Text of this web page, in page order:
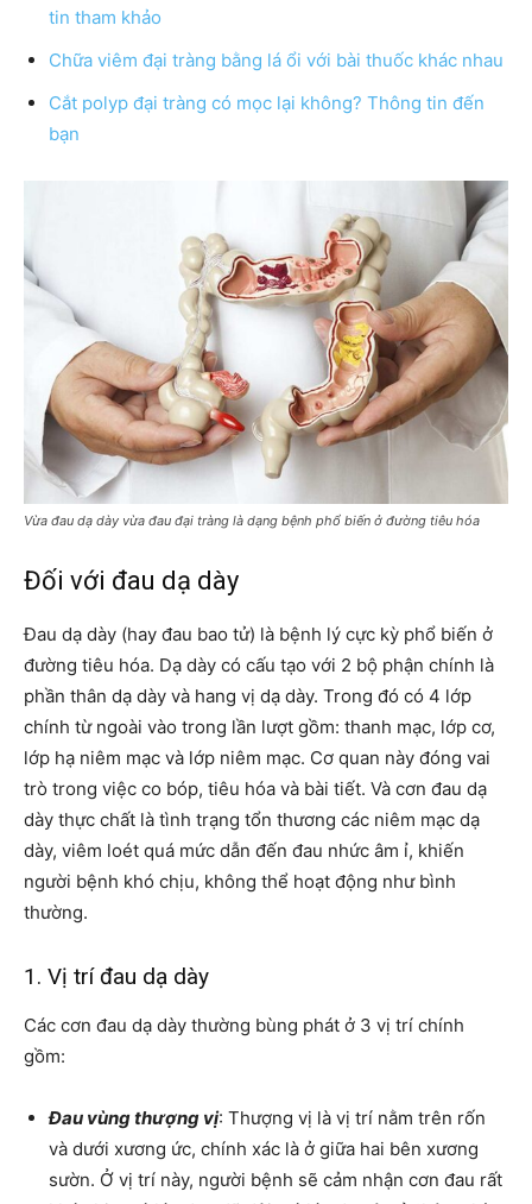
tin tham khảo
Chữa viêm đại tràng bằng lá ổi với bài thuốc khác nhau
Cắt polyp đại tràng có mọc lại không? Thông tin đến
bạn
Vừa đau dạ dày vừa đau đại tràng là dạng bệnh phổ biến ở đường tiêu hóa
Đối với đau dạ dày
Đau dạ dày (hay đau bao tử) là bệnh lý cực kỳ phổ biến ở
đường tiêu hóa. Dạ dày có cấu tạo với 2 bộ phận chính là
phần thân dạ dày và hang vị dạ dày. Trong đó có 4 lớp
chính từ ngoài vào trong lần lượt gồm: thanh mạc, lớp cơ,
lớp hạ niêm mạc và lớp niêm mạc. Cơ quan này đóng vai
trò trong việc co bóp, tiêu hóa và bài tiết. Và cơn đau dạ
dày thực chất là tình trạng tổn thương các niêm mạc dạ
dày, viêm loét quá mức dẫn đến đau nhức âm ỉ, khiến
người bệnh khó chịu, không thể hoạt động như bình
thường.
1. Vị trí đau dạ dày
Các cơn đau dạ dày thường bùng phát ở 3 vị trí chính
gồm:
Đau vùng thượng vị: Thượng vị là vị trí nằm trên rốn
và dưới xương ức, chính xác là ở giữa hai bên xương
sườn. Ở vị trí này, người bệnh sẽ cảm nhận cơn đau rất